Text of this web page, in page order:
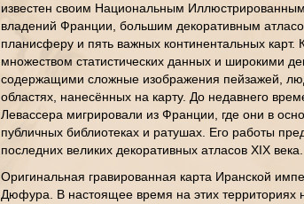
известен своим Национальным
владений Франции, большим декоративным
планисферу и пять важных континентальных карт.
множеством статистических данных и широкими
содержащими сложные изображения пейзажей,
областях, нанесённых на карту. До недавнего
Левассера мигрировали из Франции, где они в
публичных библиотеках и ратушах. Его работы
последних великих декоративных атласов XIX века.
Оригинальная гравированная карта Иранской
Дюфура. В настоящее время на этих территориях